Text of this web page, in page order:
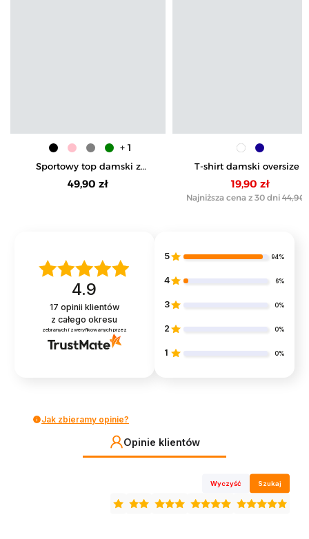
Sportowy top damski z
krótkim rękawem
49,90 zł
+ 1
T-shirt damski oversize z
nadrukiem
19,90 zł
Najniższa cena z 30 dni 44,90
4.9
17 opinii klientów
z całego okresu
zebranych i zweryfikowanych przez
5 94%
4 6%
3 0%
2 0%
1 0%
Jak zbieramy opinie?
Opinie klientów
Wyczyść Szukaj